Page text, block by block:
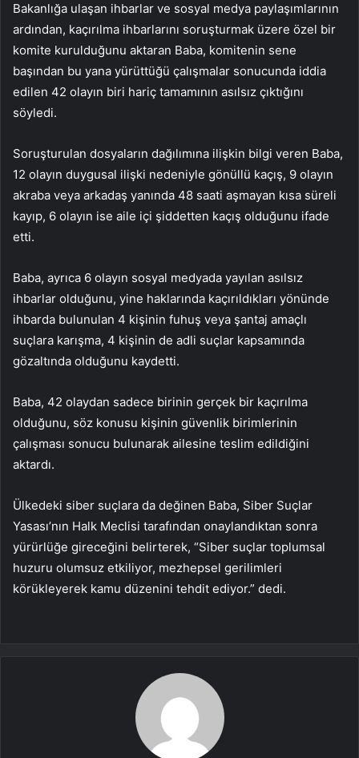
Bakanlığa ulaşan ihbarlar ve sosyal medya paylaşımlarının
ardından, kaçırılma ihbarlarını soruşturmak üzere özel bir
komite kurulduğunu aktaran Baba, komitenin sene
başından bu yana yürüttüğü çalışmalar sonucunda iddia
edilen 42 olayın biri hariç tamamının asılsız çıktığını
söyledi.
Soruşturulan dosyaların dağılımına ilişkin bilgi veren Baba,
12 olayın duygusal ilişki nedeniyle gönüllü kaçış, 9 olayın
akraba veya arkadaş yanında 48 saati aşmayan kısa süreli
kayıp, 6 olayın ise aile içi şiddetten kaçış olduğunu ifade
etti.
Baba, ayrıca 6 olayın sosyal medyada yayılan asılsız
ihbarlar olduğunu, yine haklarında kaçırıldıkları yönünde
ihbarda bulunulan 4 kişinin fuhuş veya şantaj amaçlı
suçlara karışma, 4 kişinin de adli suçlar kapsamında
gözaltında olduğunu kaydetti.
Baba, 42 olaydan sadece birinin gerçek bir kaçırılma
olduğunu, söz konusu kişinin güvenlik birimlerinin
çalışması sonucu bulunarak ailesine teslim edildiğini
aktardı.
Ülkedeki siber suçlara da değinen Baba, Siber Suçlar
Yasası’nın Halk Meclisi tarafından onaylandıktan sonra
yürürlüğe gireceğini belirterek, “Siber suçlar toplumsal
huzuru olumsuz etkiliyor, mezhepsel gerilimleri
körükleyerek kamu düzenini tehdit ediyor.” dedi.